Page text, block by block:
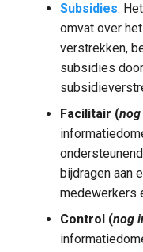
Subsidies:
omvat over
verstrekken,
subsidies
Facilitair (
bijdragen aan
medewerkers
Control (nog